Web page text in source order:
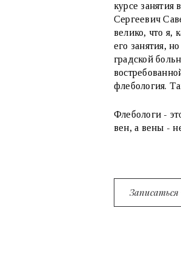
курсе занятия
Сергеевич
велико, что я,
его занятия,
градской
флебология.
Флебологи -
вен, а вены -